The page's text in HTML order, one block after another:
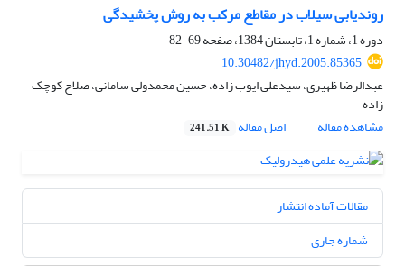
روندیابی سیلاب در مقاطع مرکب به روش پخشیدگی
دوره 1، شماره 1، تابستان 1384، صفحه
69-82
10.30482/jhyd.2005.85365
عبدالرضا ظهیری، سیدعلی ایوب زاده، حسین محمدولی سامانی، صلاح کوچک
زاده
مشاهده مقاله
اصل مقاله 241.51 K
مقالات آماده انتشار
شماره جاری